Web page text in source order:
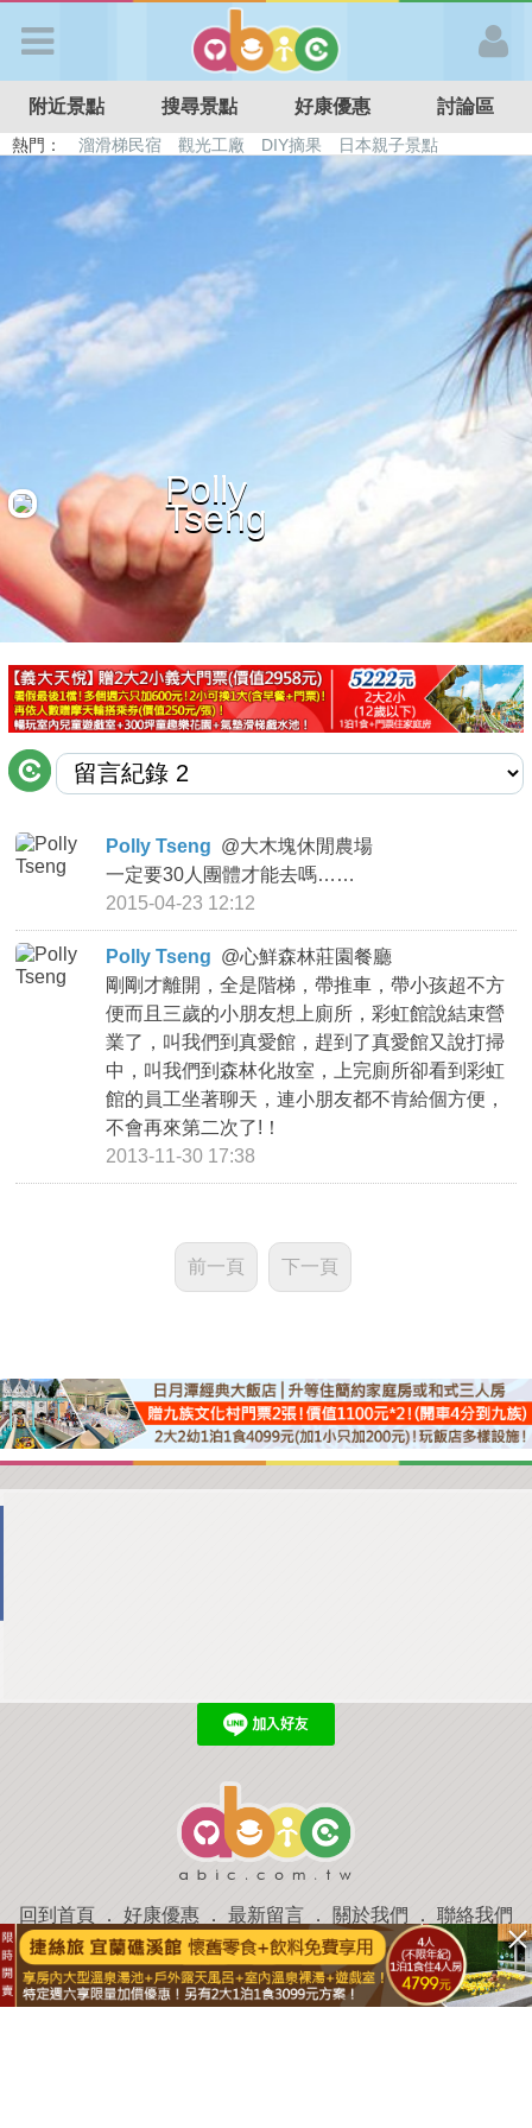
APP登入
首 頁
搜尋景點
好康優惠
最新留言
商家合作
推薦景點
討論區
聯絡我們
APP下載
附近景點 搜尋景點 好康優惠 討論區
熱門： 溜滑梯民宿 觀光工廠 DIY摘果
日本親子景點
特色遊戲場
親子住房優惠 台北親子餐廳 溫泉泡湯SPA
Polly
Tseng
Polly Tseng @大木塊休閒農場
一定要30人團體才能去嗎……
2015-04-23 12:12
Polly Tseng @心鮮森林莊園餐廳
剛剛才離開，全是階梯，帶推車，帶小孩超不方
便而且三歲的小朋友想上廁所，彩虹館說結束營
業了，叫我們到真愛館，趕到了真愛館又說打掃
中，叫我們到森林化妝室，上完廁所卻看到彩虹
館的員工坐著聊天，連小朋友都不肯給個方便，
不會再來第二次了!！
2013-11-30 17:38
前一頁 下一頁
回到首頁 ． 好康優惠 ． 最新留言 ． 關於我們 ． 聯絡我們
部落格微件．商家合作．討論區 ．推薦景點． APP下載
羿磊資訊 服務條款&隱私權政策